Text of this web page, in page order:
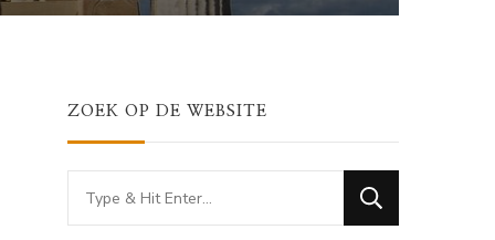
ZOEK OP DE WEBSITE
Looking
for